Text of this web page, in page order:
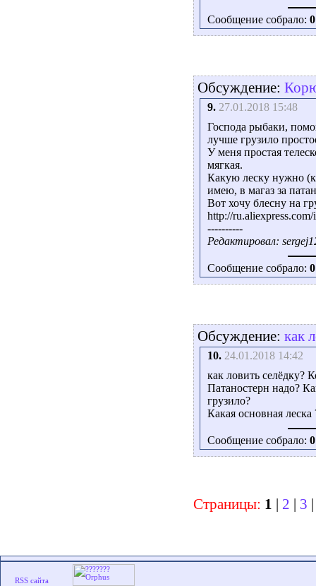
Сообщение собрало: 0
Обсуждение:
9. 27.01.2018 15:48
Господа рыбаки,
лучше грузило
У меня простая
мягкая.
Какую леску нужно
имею, в магаз за
Вот хочу блесну на
http://
----------
Редактировал:
Сообщение собрало: 0
Обсуждение: как
10. 24.01.2018 14:42
как ловить селёдку?
Патаностерн надо?
грузило?
Какая основная леска
Сообщение собрало: 0
Страницы: 1 2 3